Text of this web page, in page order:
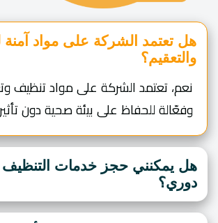
هل تعتمد الشركة على مواد آمنة
والتعقيم؟
نعم، تعتمد الشركة على مواد تنظيف
وفعّالة للحفاظ على بيئة صحية دون
هل يمكنني حجز خدمات
دوري؟